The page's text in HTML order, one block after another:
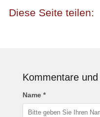
Kommentare
Name *